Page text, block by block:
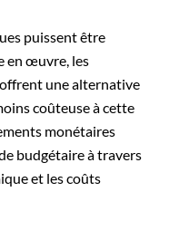
puissent être
en œuvre, les
une alternative
coûteuse à cette
monétaires
budgétaire à travers
et les coûts